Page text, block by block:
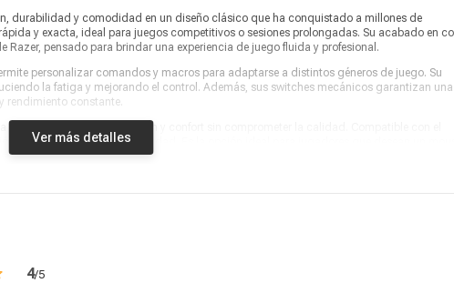
durabilidad y comodidad en un diseño clásico que ha conquistado a millones de
y exacta, ideal para juegos competitivos o sesiones prolongadas. Su acabado en
pensado para brindar una experiencia de juego fluida y profesional.
personalizar comandos y macros para adaptarse a distintos géneros de juego. Su
la fatiga y mejorando el control. Además, sus switches mecánicos garantizan una
rendimiento constante.
y configuraciones con facilidad. Es la opción ideal para jugadores que desean un
Ver más detalles
4/5